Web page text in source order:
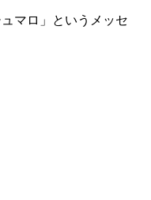
マロ」というメッセ